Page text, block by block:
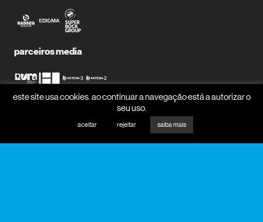
parceiros media
este site usa cookies. ao continuar a navegação está a autorizar o
seu uso.
aceitar rejeitar saiba mais